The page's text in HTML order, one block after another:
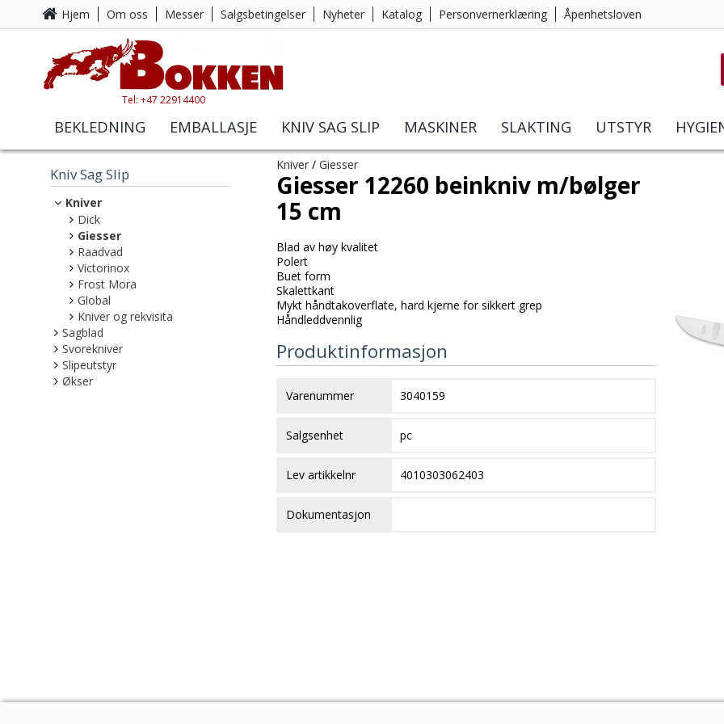
Hjem Om oss Messer Salgsbetingelser Nyheter Katalog Personvernerklæring Åpenhetsloven
Tel: +47 22914400
BEKLEDNING EMBALLASJE KNIV SAG SLIP MASKINER SLAKTING UTSTYR
Kniv Sag Slip
Kniver
Dick
Giesser
Raadvad
Victorinox
Frost Mora
Global
Kniver og rekvisita
Sagblad
Svorekniver
Slipeutstyr
Økser
Kniver / Giesser
Giesser 12260 beinkniv m/bølger
15 cm
Blad av høy kvalitet
Polert
Buet form
Skalettkant
Mykt håndtakoverflate, hard kjerne for sikkert grep
Håndleddvennlig
Produktinformasjon
Varenummer 3040159
Salgsenhet pc
Lev artikkelnr 4010303062403
Dokumentasjon